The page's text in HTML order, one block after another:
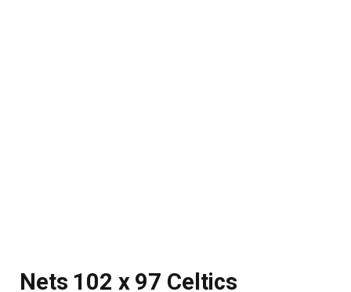
Nets 102 x 97 Celtics